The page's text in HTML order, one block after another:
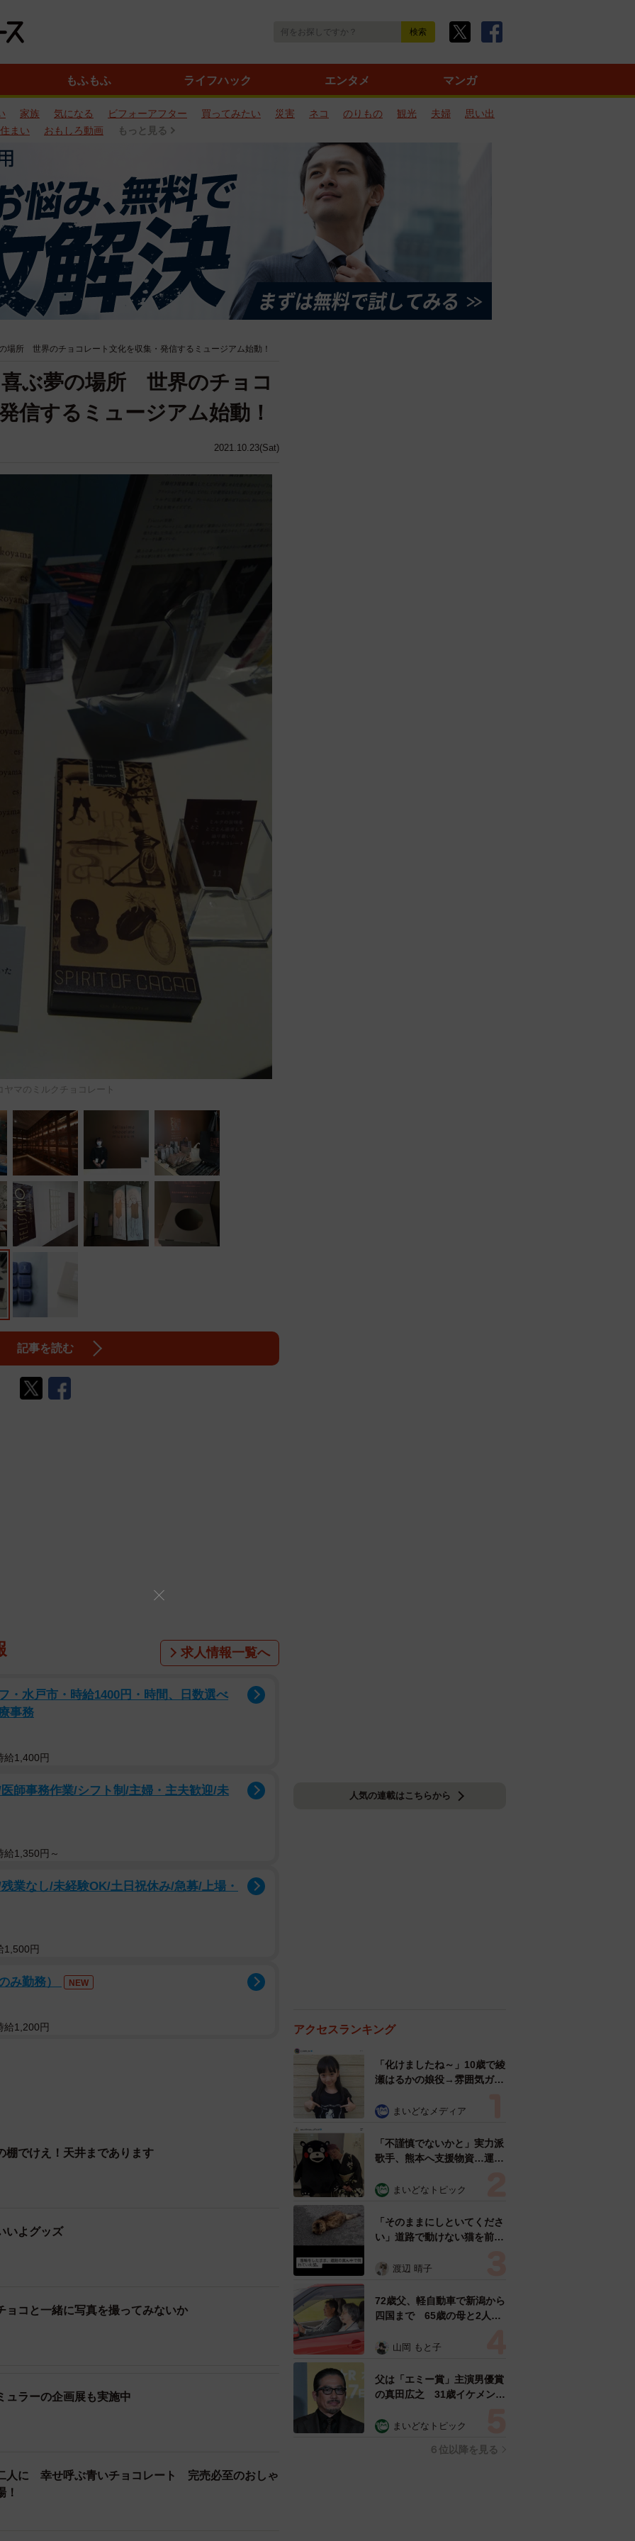
もふもふ ライフハック エンタメ マンガ
家族 気になる ビフォーアフター 買ってみたい 災害 ネコ のりもの 観光 夫婦
思い出
住まい
おもしろ動画 もっと見る
場所 世界のチョコレート文化を収集・発信するミュージアム始動！
2021.10.23(Sat)
ぶ夢の場所 世界のチョコ
信するミュージアム始動！
ヤマのミルクチョコレート
記事を読む
求人情報一覧へ
・水戸市・時給1400円・時間、日数選べ
事務
給1,400円
師事務作業/シフト制/主婦・主夫歓迎/未
給1,350円～
業なし/未経験OK/土日祝休み/急募/上場・
1,500円
み勤務） NEW
給1,200円
棚でけえ！天井まであります
いよグッズ
ョコと一緒に写真を撮ってみないか
ュラーの企画展も実施中
人に 幸せ呼ぶ青いチョコレート 完売必至のおしゃ
！
人気の連載はこちらから
アクセスランキング
「化けましたね～」10歳で綾
瀬はるかの娘役→雰囲気ガラ
雰囲気が」「宝塚に入れそ
まいどなメディア
「不謹慎でないかと」実力派
歌手、熊本へ支援物資…運搬
めらい 「痛いほど伝わる」
まいどなトピック
「そのままにしといてくださ
い」道路で動けない猫を前に
ようとした4日間 「命の重
表の訴え
渡辺 晴子
72歳父、軽自動車で新潟から
四国まで 65歳の母と2人で
憩まで分刻み… 「大学生で
山岡 もと子
父は「エミー賞」主演男優賞
の真田広之 31歳イケメン俳
「ガチヒロさんそっくり」
まいどなトピック
６位以降を見る